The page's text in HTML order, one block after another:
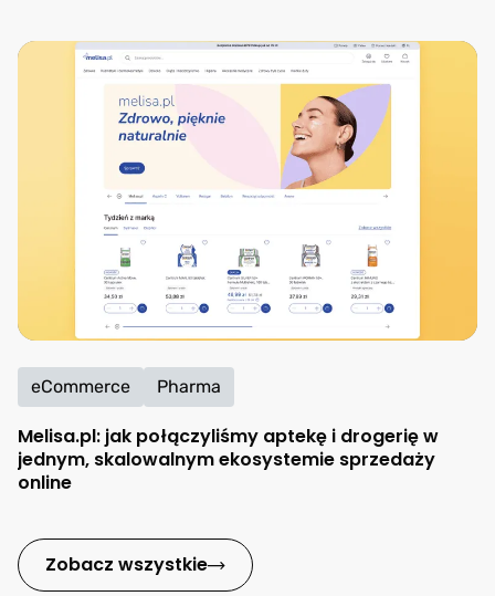
Zobacz wszystkie
eCommerce Pharma
Melisa.pl: jak połączyliśmy aptekę i drogerię w
jednym, skalowalnym ekosystemie sprzedaży
online